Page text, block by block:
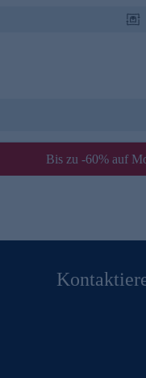
Bis zu -60% auf